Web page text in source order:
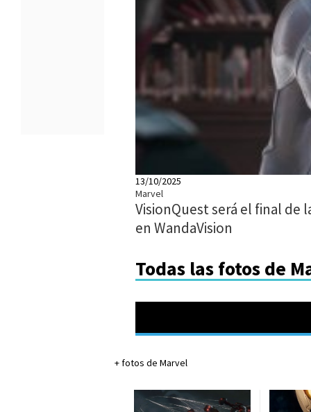
13/10/2025
Marvel
VisionQuest será el final de
en WandaVision
Todas las fotos de
+ fotos de Marvel